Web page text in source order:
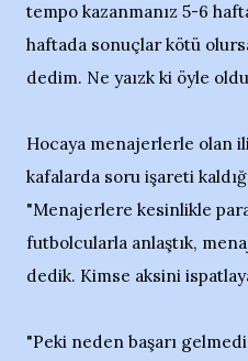
tempo kazanmanız 5-6
haftada sonuçlar kötü
dedim. Ne yaızk ki öyle
Hocaya menajerlerle olan
kafalarda soru işareti
"Menajerlere kesinlikle
futbolcularla anlaştık,
dedik. Kimse aksini
"Peki neden başarı